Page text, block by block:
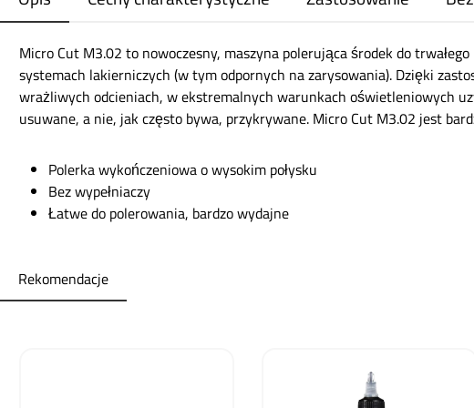
Micro Cut M3.02 to nowoczesny, maszyna polerująca środek do
systemach lakierniczych (w tym odpornych na zarysowania). Dzięki
wrażliwych odcieniach, w ekstremalnych warunkach oświetleniowych
usuwane, a nie, jak często bywa, przykrywane. Micro Cut M3.02 jest
Polerka wykończeniowa o wysokim połysku
Bez wypełniaczy
Łatwe do polerowania, bardzo wydajne
Rekomendacje